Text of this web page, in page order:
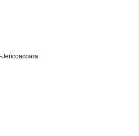
Jericoacoara.